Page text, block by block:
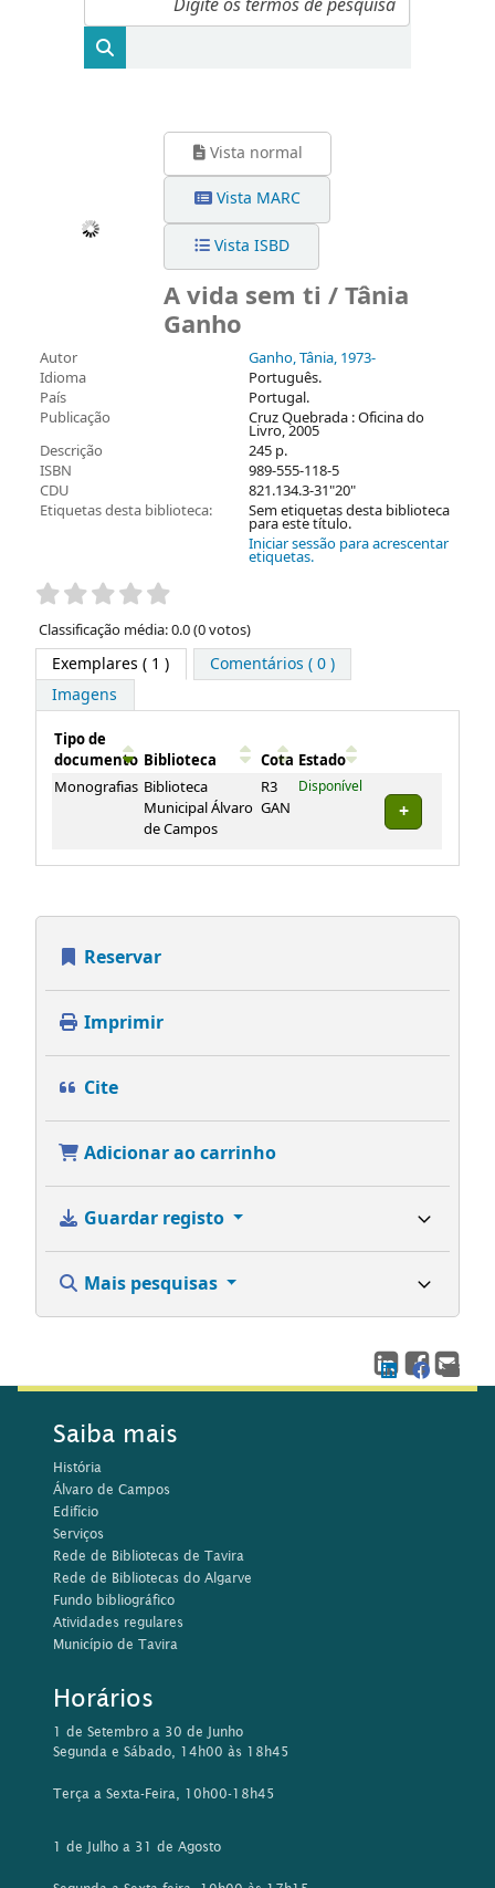
Vista normal
Vista MARC
Vista ISBD
A vida sem ti / Tânia
Ganho
Autor Ganho, Tânia, 1973-
Idioma
Português.
País
Portugal.
Publicação
Cruz Quebrada : Oficina do
Livro, 2005
Descrição
245 p.
ISBN
989-555-118-5
CDU
821.134.3-31"20"
Etiquetas desta biblioteca:
Sem etiquetas desta biblioteca
para este título.
Iniciar sessão para acrescentar
etiquetas.
Pontuação
Classificação média: 0.0 (0 votos)
Exemplares ( 1 )
Comentários ( 0 )
Imagens
Exemplares
Tipo de
documento Biblioteca Cota Estado
Monografias Biblioteca
Municipal Álvaro
de Campos
R3
GAN
Disponível
Reservar
Imprimir
Cite
Adicionar ao carrinho
Guardar registo
Mais pesquisas
Saiba mais
História
Álvaro de Campos
Edifício
Serviços
Rede de Bibliotecas de Tavira
Rede de Bibliotecas do Algarve
Fundo bibliográfico
Atividades regulares
Município de Tavira
Horários
1 de Setembro a 30 de Junho
Segunda e Sábado, 14h00 às 18h45
Terça a Sexta-Feira, 10h00-18h45
1 de Julho a 31 de Agosto